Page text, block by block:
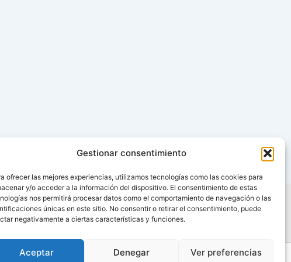
Gestionar consentimiento
ofrecer las mejores experiencias, utilizamos tecnologías como las cookies para
y/o acceder a la información del dispositivo. El consentimiento de estas
nos permitirá procesar datos como el comportamiento de navegación o las
únicas en este sitio. No consentir o retirar el consentimiento, puede
negativamente a ciertas características y funciones.
Aceptar Denegar Ver preferencias